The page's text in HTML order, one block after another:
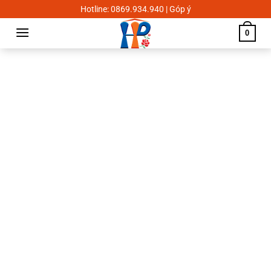
to
content
Hotline: 0869.934.940 | Góp ý
0